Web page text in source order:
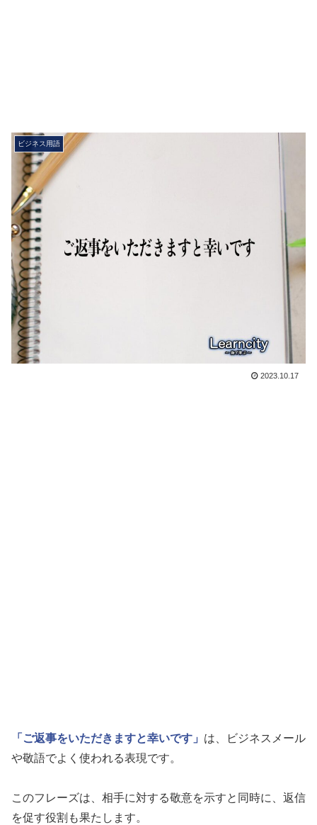
ビジネス用語
2023.10.17
「ご返事をいただきますと幸いです」 は、ビジネスメール
や敬語でよく使われる表現です。
このフレーズは、相手に対する敬意を示すと同時に、返信
を促す役割も果たします。